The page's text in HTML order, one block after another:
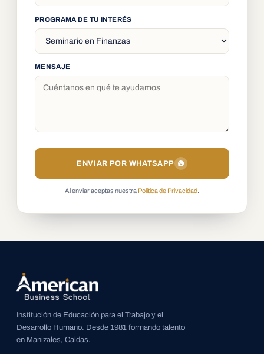
PROGRAMA DE TU INTERÉS
MENSAJE
ENVIAR POR WHATSAPP
Al enviar aceptas nuestra Política de Privacidad.
Institución de Educación para el Trabajo y el
Desarrollo Humano. Desde 1981 formando talento
en Manizales, Caldas.